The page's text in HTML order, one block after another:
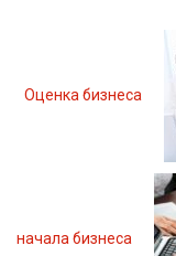
Оценка бизнеса
начала бизнеса